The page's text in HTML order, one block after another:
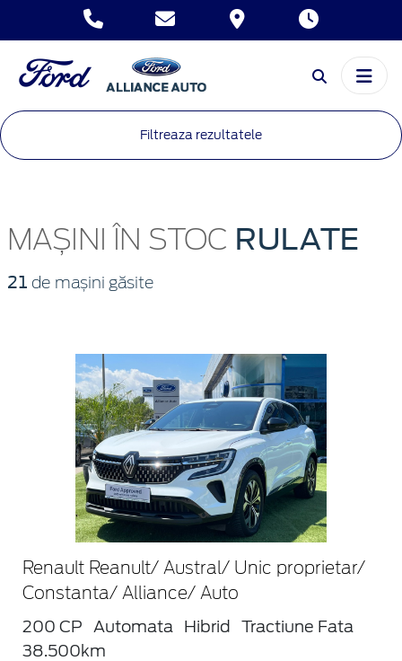
Filtreaza rezultatele
MAȘINI ÎN STOC RULATE
21 de mașini găsite
Renault Reanult/ Austral/ Unic proprietar/
Constanta/ Alliance/ Auto
200 CP Automata Hibrid
Tractiune Fata
38.500km